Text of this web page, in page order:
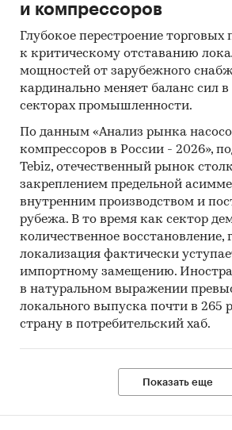
и компрессоров
Глубокое перестроение торговых
к критическому отставанию
мощностей от зарубежного
кардинально меняет баланс сил в
секторах промышленности.
По данным «Анализ рынка
компрессоров в России - 2026»,
Tebiz, отечественный рынок
закреплением предельной
внутренним производством и
рубежа. В то время как сектор
количественное восстановление,
локализация фактически
импортному замещению.
в натуральном выражении
локального выпуска почти в 265
страну в потребительский хаб.
Показать еще